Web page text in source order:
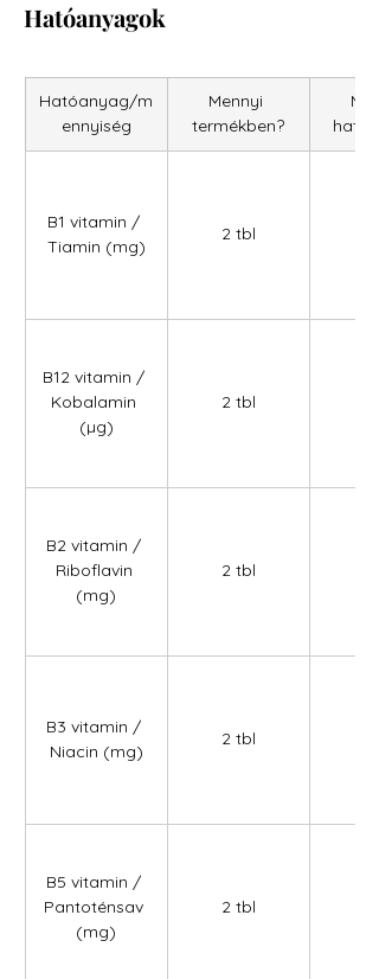
Hatóanyagok
Hatóanyag/m
ennyiség
Mennyi
termékben?
B1 vitamin /
Tiamin (mg)
2 tbl
B12 vitamin /
Kobalamin
(µg)
2 tbl
B2 vitamin /
Riboflavin
(mg)
2 tbl
B3 vitamin /
Niacin (mg)
2 tbl
B5 vitamin /
Pantoténsav
(mg)
2 tbl